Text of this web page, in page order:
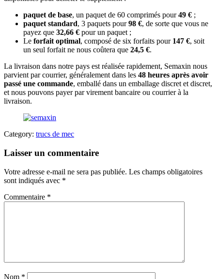
paquet de base, un paquet de 60 comprimés pour49 € ;
paquet standard, 3 paquets pour98 €, de sorte que vous ne
payez que 32,66 € pour un paquet ;
Le forfait optimal, composé de six forfaits pour 147 €, soit
un seul forfait ne nous coûtera que 24,5 €.
La livraison dans notre pays est réalisée rapidement, Semaxin nous
parvient par courrier, généralement dans les 48 heures après avoir
passé une commande, emballé dans un emballage discret et discret,
et nous pouvons payer par virement bancaire ou courrier à la
livraison.
Category: trucs de mec
Laisser un commentaire
Votre adresse e-mail ne sera pas publiée. Les champs obligatoires
sont indiqués avec *
Commentaire *
Nom *